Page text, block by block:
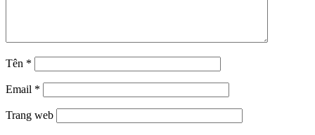
Tên *
Email *
Trang web